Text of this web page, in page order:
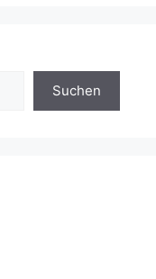
Suchen